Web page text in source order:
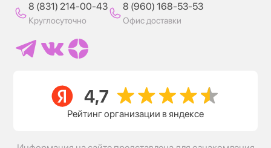
8 (831) 214-00-43
Круглосуточно
8 (960) 168-53-53
Офис доставки
Рейтинг организации в яндексе